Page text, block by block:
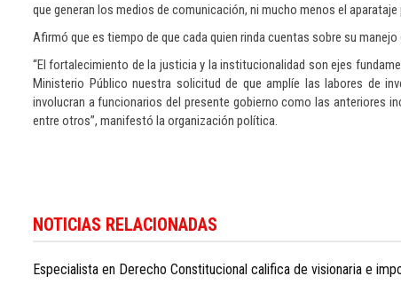
que generan los medios de comunicación, ni mucho menos el
Afirmó que es tiempo de que cada quien rinda cuentas sobre su
“El fortalecimiento de la justicia y la institucionalidad son ejes
Ministerio Público nuestra solicitud de que amplíe las labores de
involucran a funcionarios del presente gobierno como las anteriores
entre otros”, manifestó la organización política.
información
política
NOTICIAS RELACIONADAS
Especialista en Derecho Constitucional califica de visionaria e